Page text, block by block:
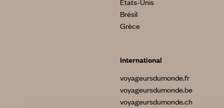
Etats-Unis
Brésil
Grèce
International
voyageursdumonde.fr
voyageursdumonde.be
voyageursdumonde.ch